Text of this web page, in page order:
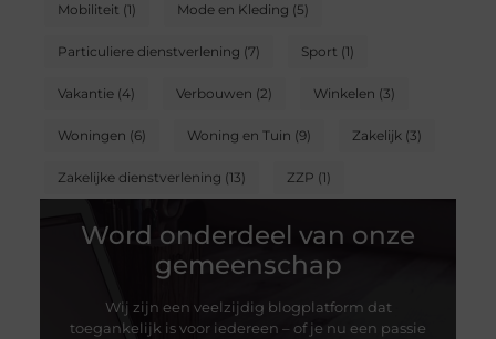
Mobiliteit (1) Mode en Kleding (5)
Particuliere dienstverlening (7) Sport (1)
Vakantie(4) Verbouwen (2) Winkelen (3)
Woningen (6) Woning en Tuin (9) Zakelijk(3)
Zakelijke dienstverlening (13) ZZP (1)
Word onderdeel van onze
gemeenschap
Wij zijn een veelzijdig blogplatform dat
toegankelijk is voor iedereen – of je nu een passie